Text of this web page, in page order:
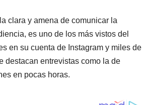
clara y amena de comunicar la
es uno de los más vistos del
en su cuenta de Instagram y miles de
destacan entrevistas como la de
en pocas horas.